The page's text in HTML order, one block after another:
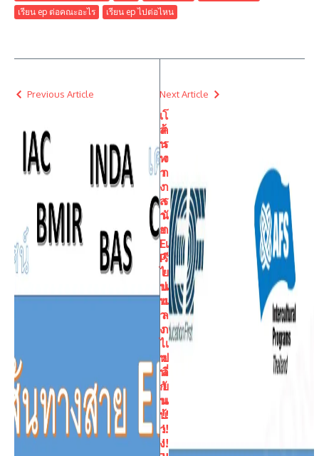
เรียน ep ต่อคณะอะไร
เรียน ep ไปต่อไหน
Previous Article
เ
ส้
น
ท
า
ง
ส
า
ย
E
P
ไ
ป
ท
า
ง
ไ
ห
น
กั
น
บ้
า
ง
Next Article
โ
ค
ร
ง
ก
า
ร
นั
ก
เ
รี
ย
น
แ
ล
ก
เ
ป
ลี่
ย
น
!!
!!
!!